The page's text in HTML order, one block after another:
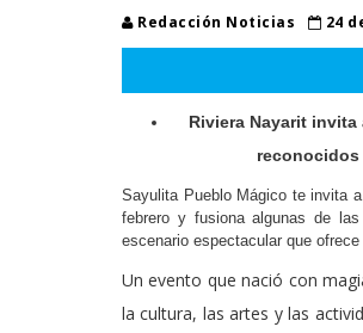
Redacción Noticias 24
Riviera Nayarit
reconocidos
Sayulita Pueblo Mágico te invita
febrero y fusiona algunas de
escenario espectacular que
Un evento que nació con
la cultura, las artes y las